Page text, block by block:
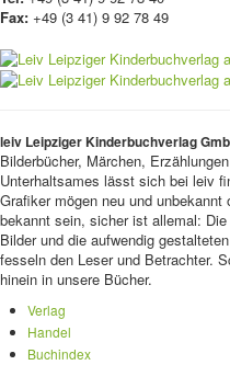
Fax: +49 (3 41) 9 92 78 49
leiv Leipziger Kinderbuchverlag
Bilderbücher, Märchen,
Unterhaltsames lässt sich bei leiv
Grafiker mögen neu und
bekannt sein, sicher ist allemal:
Bilder und die aufwendig
fesseln den Leser und Betrachter.
hinein in unsere Bücher.
Verlag
Handel
Buchindex